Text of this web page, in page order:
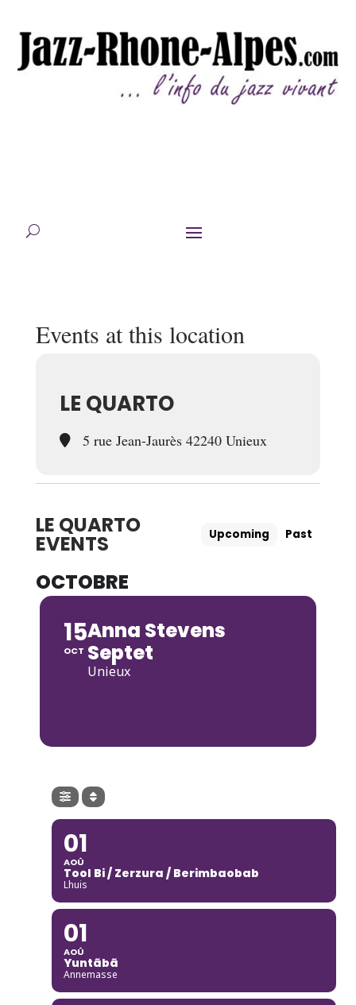
Events at this location
LE QUARTO
5 rue Jean-Jaurès 42240 Unieux
LE QUARTO
EVENTS Upcoming Past
OCTOBRE
15
OCT
Anna Stevens
Septet
Unieux
01
AOÛ
Tool Bi / Zerzura / Berimbaobab
Lhuis
01
AOÛ
Yuntãbã
Annemasse